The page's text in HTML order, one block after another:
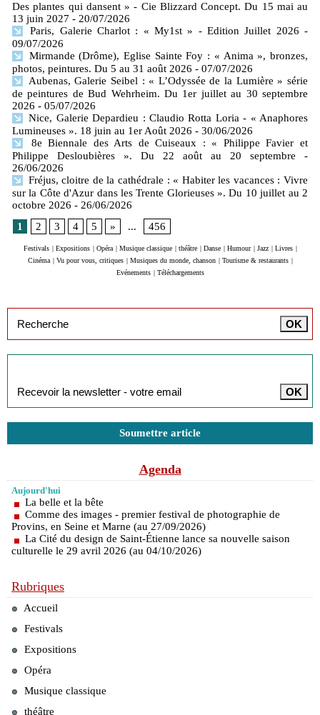
Des plantes qui dansent » - Cie Blizzard Concept. Du 15 mai au
13 juin 2027 - 20/07/2026
Paris, Galerie Charlot : « My1st » - Edition Juillet 2026 -
09/07/2026
Mirmande (Drôme), Eglise Sainte Foy : « Anima », bronzes,
photos, peintures. Du 5 au 31 août 2026 - 07/07/2026
Aubenas, Galerie Seibel : « L’Odyssée de la Lumière » série
de peintures de Bud Wehrheim. Du 1er juillet au 30 septembre
2026 - 05/07/2026
Nice, Galerie Depardieu : Claudio Rotta Loria - « Anaphores
Lumineuses ». 18 juin au 1er Août 2026 - 30/06/2026
8e Biennale des Arts de Cuiseaux : « Philippe Favier et
Philippe Desloubières ». Du 22 août au 20 septembre
-
26/06/2026
Fréjus, cloitre de la cathédrale : « Habiter les vacances : Vivre
sur la Côte d'Azur dans les Trente Glorieuses ». Du 10 juillet au 2
octobre 2026 - 26/06/2026
1
2 3 4 5 » ... 456
Festivals Expositions Opéra Musique classique théâtre Danse Humour Jazz Livres
Cinéma
Vu pour vous, critiques Musiques du monde, chanson Tourisme & restaurants
Evénements
Téléchargements
Soumettre article
Agenda
Aujourd'hui
La belle et la bête
Comme des images - premier festival de photographie de
Provins, en Seine et Marne (au 27/09/2026)
La Cité du design de Saint-Étienne lance sa nouvelle saison
culturelle le 29 avril 2026 (au 04/10/2026)
Rubriques
Accueil
Festivals
Expositions
Opéra
Musique classique
théâtre